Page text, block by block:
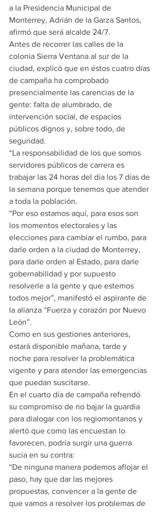
a la Presidencia Municipal de
Monterrey, Adrián de la Garza Santos,
afirmó que será alcalde 24/7.
Antes de recorrer las calles de la
colonia Sierra Ventana al sur de la
ciudad, explicó que en éstos cuatro días
de campaña ha comprobado
presencialmente las carencias de la
gente: falta de alumbrado, de
intervención social, de espacios
públicos dignos y, sobre todo, de
seguridad.
“La responsabilidad de los que somos
servidores públicos de carrera es
trabajar las 24 horas del día los 7 días de
la semana porque tenemos que atender
a toda la población.
“Por eso estamos aquí, para esos son
los momentos electorales y las
elecciones para cambiar el rumbo, para
darle orden a la ciudad de Monterrey,
para darle orden al Estado, para darle
gobernabilidad y por supuesto
resolverle a la gente y que estemos
todos mejor”, manifestó el aspirante de
la alianza “Fuerza y corazón por Nuevo
León”.
Como en sus gestiones anteriores,
estará disponible mañana, tarde y
noche para resolver la problemática
vigente y para atender las emergencias
que puedan suscitarse.
En el cuarto día de campaña refrendó
su compromiso de no bajar la guardia
para dialogar con los regiomontanos y
alertó que como las encuestan lo
favorecen, podría surgir una guerra
sucia en su contra:
“De ninguna manera podemos aflojar el
paso, hay que dar las mejores
propuestas, convencer a la gente de
que vamos a resolver los problemas de